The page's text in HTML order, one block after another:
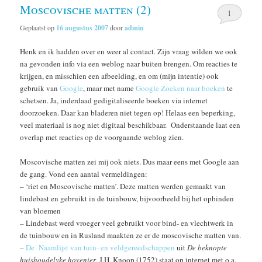
Moscovische matten (2)
Geplaatst op 16 augustus 2007dooradmin
1
Henk en ik hadden over en weer al contact. Zijn vraag wilden we ook
na gevonden info via een weblog naar buiten brengen. Om reacties te
krijgen, en misschien een afbeelding, en om (mijn intentie) ook
gebruik vanGoogle, maar met nameGoogle Zoeken naar boeken te
schetsen. Ja, inderdaad gedigitaliseerde boeken via internet
doorzoeken. Daar kan bladeren niet tegen op! Helaas een beperking,
veel materiaal is nog niet digitaal beschikbaar. Onderstaande laat een
overlap met reacties op de voorgaande weblog zien.
Moscovische matten zei mij ook niets. Dus maar eens met Google aan
de gang. Vond een aantal vermeldingen:
– ‘riet en Moscovische matten’. Deze matten werden gemaakt van
lindebast en gebruikt in de tuinbouw, bijvoorbeeld bij het opbinden
van bloemen
– Lindebast werd vroeger veel gebruikt voor bind- en vlechtwerk in
de tuinbouw en in Rusland maakten ze er de moscovische matten van.
–De Naamlijst van tuin- en veldgereedschappen uitDe beknopte
huishoudelyke hovenier, J.H. Knoop (1752) staat op internet met o.a.